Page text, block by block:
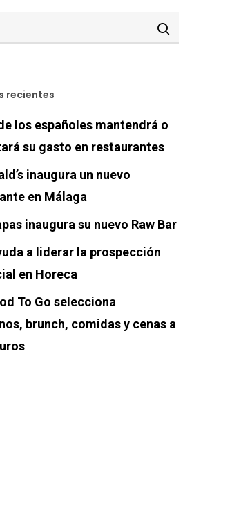
recientes
los españoles mantendrá o
su gasto en restaurantes
inaugura un nuevo
en Málaga
inaugura su nuevo Raw Bar
a liderar la prospección
en Horeca
To Go selecciona
brunch, comidas y cenas a